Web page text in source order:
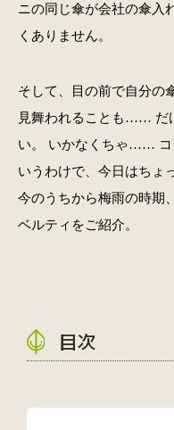
ニの同じ傘が会社の傘入
くありません。
そして、目の前で自分の
見舞われることも…… だ
い。 いかなくちゃ……
いうわけで、今日はちょ
今のうちから梅雨の時期
ベルティをご紹介。
目次